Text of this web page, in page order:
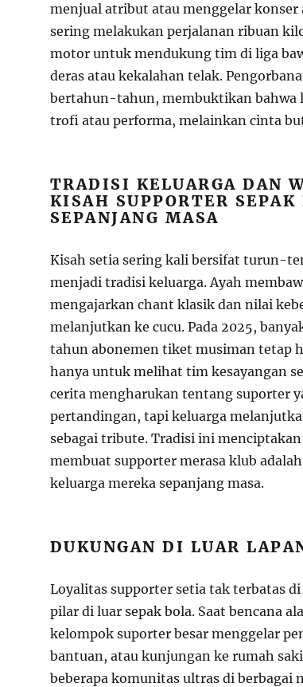
menjual atribut atau menggelar konser
sering melakukan perjalanan ribuan
motor untuk mendukung tim di liga
deras atau kekalahan telak.
bertahun-tahun, membuktikan bahwa
trofi atau performa, melainkan cinta
TRADISI KELUARGA DAN
KISAH SUPPORTER
SEPANJANG MASA
Kisah setia sering kali bersifat turun-
menjadi tradisi keluarga. Ayah
mengajarkan chant klasik dan nilai
melanjutkan ke cucu. Pada 2025,
tahun abonemen tiket musiman tetap
hanya untuk melihat tim kesayangan
cerita mengharukan tentang suporter
pertandingan, tapi keluarga
sebagai tribute. Tradisi ini
membuat supporter merasa klub
keluarga mereka sepanjang masa.
DUKUNGAN DI LUAR
Loyalitas supporter setia tak terbatas
pilar di luar sepak bola. Saat bencana
kelompok suporter besar menggelar
bantuan, atau kunjungan ke rumah
beberapa komunitas ultras di berbagai